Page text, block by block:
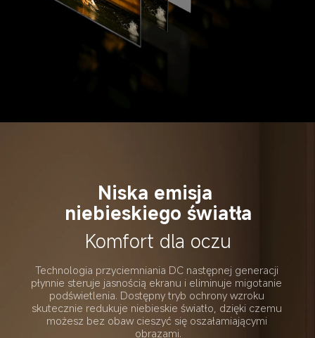
Niska emisja
niebieskiego światła
Komfort dla oczu
Technologia przyciemniania DC następnej generacji
płynnie steruje jasnością ekranu i eliminuje migotanie
podświetlenia. Dostępny tryb ochrony wzroku
skutecznie redukuje niebieskie światło, dzięki czemu
możesz bez obaw cieszyć się oszałamiającymi
obrazami.